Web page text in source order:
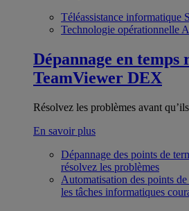
Téléassistance informatique
Technologie opérationnelle
Dépannage en temps
TeamViewer DEX
Résolvez les problèmes avant
En savoir plus
Dépannage des points de
résolvez les problèmes
Automatisation des points
les tâches informatiques